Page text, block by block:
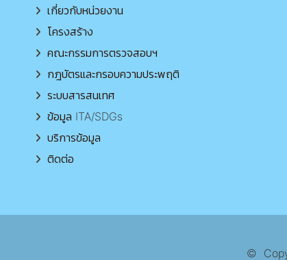
เกี่ยวกับหน่วยงาน
โครงสร้าง
คณะกรรมการตรวจสอบฯ
กฎบัตรและกรอบความประพฤติ
ระบบสารสนเทศ
ข้อมูล ITA/SDGs
บริการข้อมูล
ติดต่อ
©